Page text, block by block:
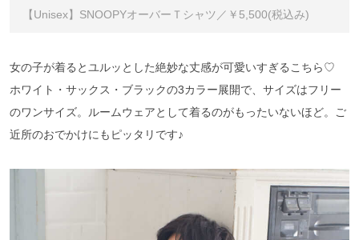
【Unisex】SNOOPYオーバーＴシャツ／￥5,500(税込み)
女の子が着るとユルッとした絶妙な丈感が可愛いすぎるこちら♡
ホワイト・サックス・ブラックの3カラー展開で、サイズはフリー
のワンサイズ。ルームウェアとして着るのがもったいないほど。ご
近所のおでかけにもピッタリです♪